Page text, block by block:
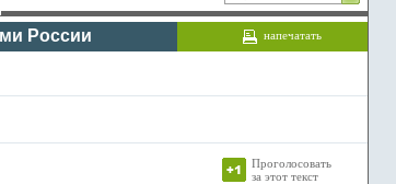
России напечатать
Проголосовать
за этот текст